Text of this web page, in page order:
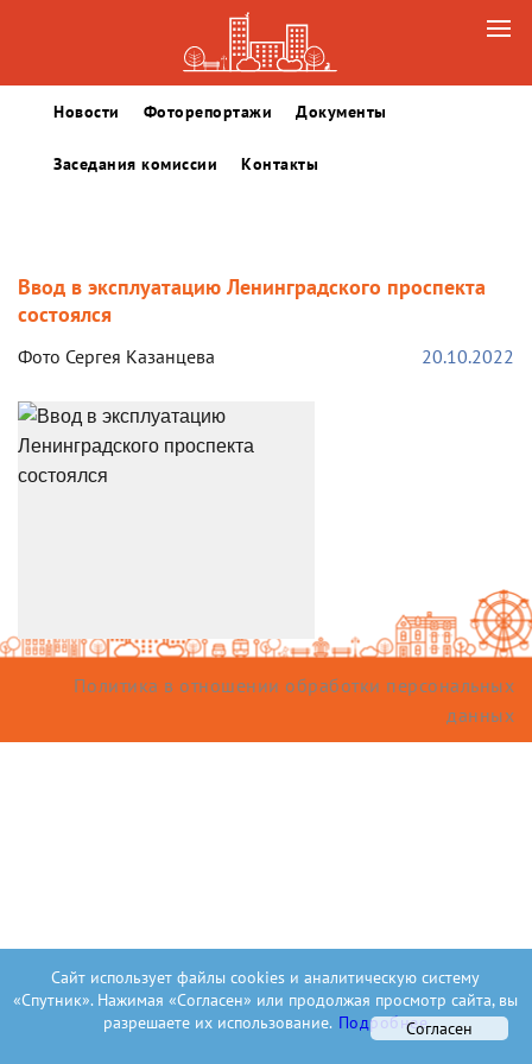
Новости Фоторепортажи Документы
Заседания комиссии Контакты
Ввод в эксплуатацию Ленинградского проспекта
состоялся
Фото Сергея Казанцева 20.10.2022
Возврат к списку
Политика в отношении обработки персональных
данных
Сайт использует файлы cookies и аналитическую систему
«Спутник». Нажимая «Согласен» или продолжая просмотр сайта, вы
разрешаете их использование. ПодробнееСогласен